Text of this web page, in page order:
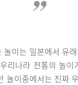
이는 일본에서 유
리나라 전통의 놀
놀이중에서는 진짜